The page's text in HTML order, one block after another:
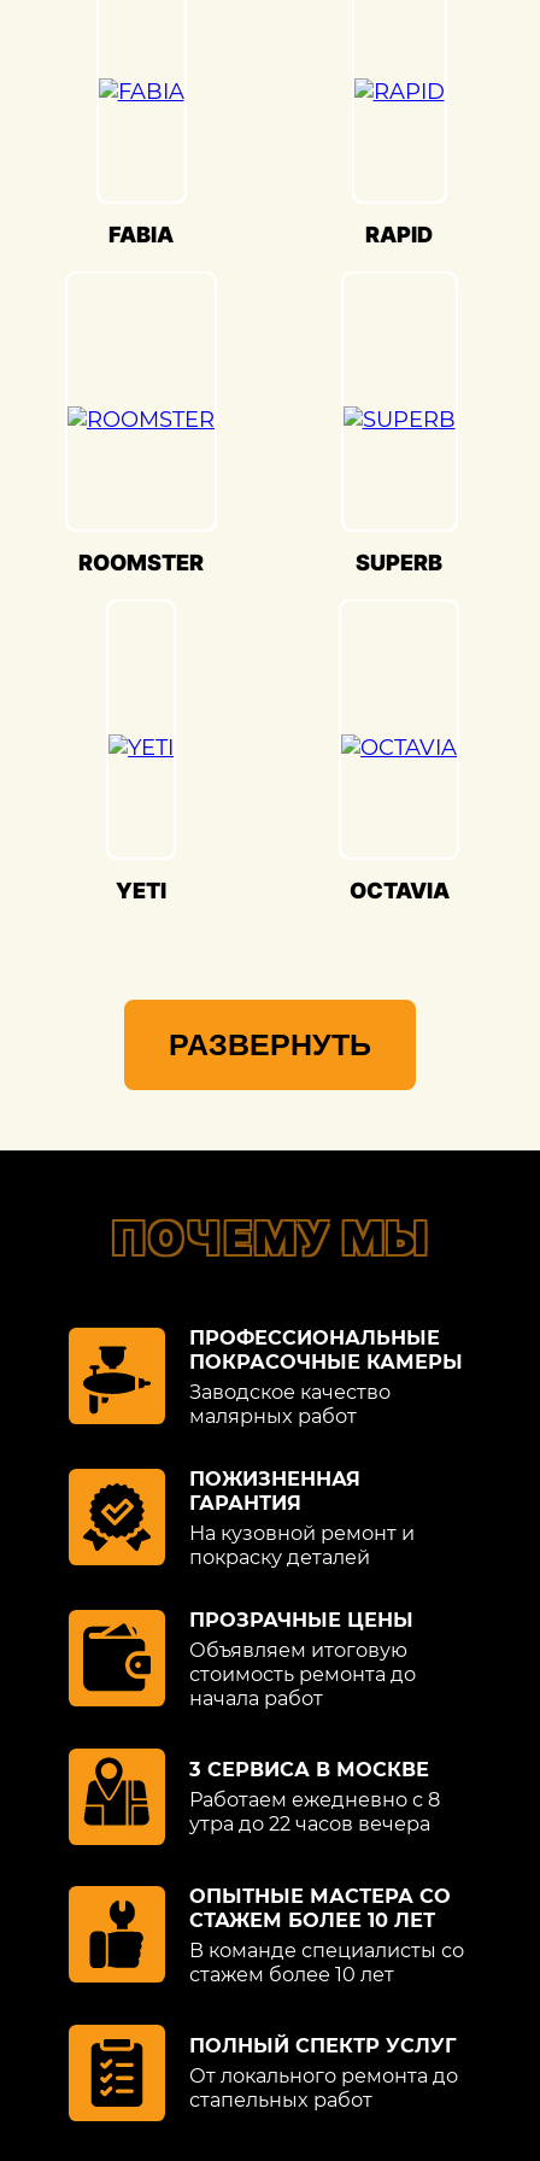
Favorit(Шкода Фаворит) на дороге.
задача. Наши опытные специалисты по
Кузовной ремонт Skoda Favorit(Шкода
Фаворит) в «Детейлингофъ» – это
Мы гордимся своей способностью
воссоздавать совершенство Skoda
FABIA RAPID
ROOMSTER SUPERB
YETI OCTAVIA
РАЗВЕРНУТЬ
ПОЧЕМУ МЫ
ПРОФЕССИОНАЛЬНЫЕ
ПОКРАСОЧНЫЕ КАМЕРЫ
Заводское качество
малярных работ
ПОЖИЗНЕННАЯ
ГАРАНТИЯ
На кузовной ремонт и
покраску деталей
ПРОЗРАЧНЫЕ ЦЕНЫ
Объявляем итоговую
стоимость ремонта до
начала работ
3 СЕРВИСА В МОСКВЕ
Работаем ежедневно с 8
утра до 22 часов вечера
ОПЫТНЫЕ МАСТЕРА СО
СТАЖЕМ БОЛЕЕ 10 ЛЕТ
В команде специалисты со
стажем более 10 лет
ПОЛНЫЙ СПЕКТР УСЛУГ
От локального ремонта до
стапельных работ